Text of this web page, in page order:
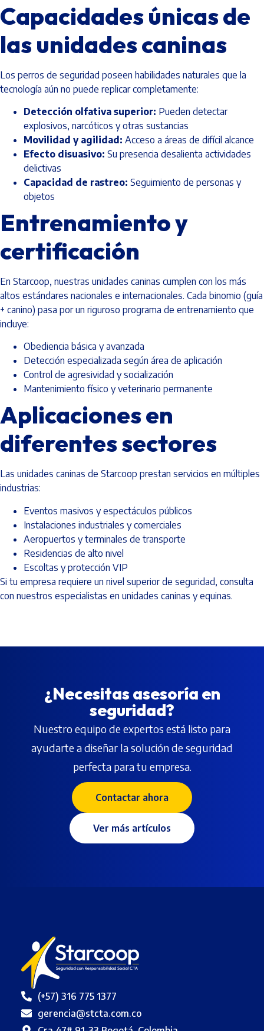
Capacidades únicas de
las unidades caninas
Los perros de seguridad poseen habilidades naturales que la
tecnología aún no puede replicar completamente:
Detección olfativa superior: Pueden detectar
explosivos, narcóticos y otras sustancias
Movilidad y agilidad: Acceso a áreas de difícil alcance
Efecto disuasivo: Su presencia desalienta actividades
delictivas
Capacidad de rastreo: Seguimiento de personas y
objetos
Entrenamiento y
certificación
En Starcoop, nuestras unidades caninas cumplen con los más
altos estándares nacionales e internacionales. Cada binomio (guía
+ canino) pasa por un riguroso programa de entrenamiento que
incluye:
Obediencia básica y avanzada
Detección especializada según área de aplicación
Control de agresividad y socialización
Mantenimiento físico y veterinario permanente
Aplicaciones en
diferentes sectores
Las unidades caninas de Starcoop prestan servicios en múltiples
industrias:
Eventos masivos y espectáculos públicos
Instalaciones industriales y comerciales
Aeropuertos y terminales de transporte
Residencias de alto nivel
Escoltas y protección VIP
Si tu empresa requiere un nivel superior de seguridad, consulta
con nuestros especialistas en unidades caninas y equinas.
¿Necesitas asesoría en
seguridad?
Nuestro equipo de expertos está listo para
ayudarte a diseñar la solución de seguridad
perfecta para tu empresa.
Contactar ahora
Ver más artículos
(+57) 316 775 1377
gerencia@stcta.com.co